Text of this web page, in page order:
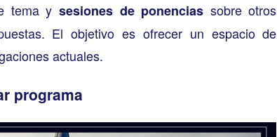
tema y sesiones de ponencias sobre otros
El objetivo es ofrecer un espacio de
actuales.
programa